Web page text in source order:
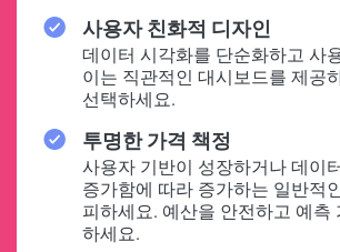
사용자 친화적 디자인
데이터 시각화를 단순화하고 사
이는 직관적인 대시보드를 제공
선택하세요.
투명한 가격 책정
사용자 기반이 성장하거나 데이
증가함에 따라 증가하는 일반적
피하세요. 예산을 안전하고 예측
하세요.